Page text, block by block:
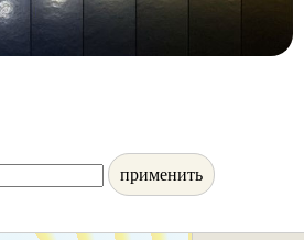
применить